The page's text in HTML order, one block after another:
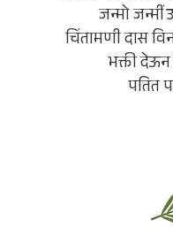
जन्मो जन्मीं
चिंतामणी दास
भक्ती देऊन
पतित